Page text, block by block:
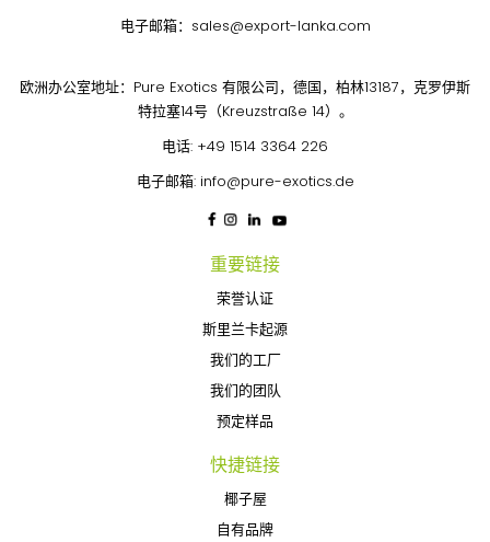
电子邮箱： sales@export-lanka.com
欧洲办公室地址：Pure Exotics 有限公司，德国，柏林13187，克罗伊斯
特拉塞14号（Kreuzstraße 14）。
电话: +49 1514 3364 226
电子邮箱: info@pure-exotics.de
重要链接
荣誉认证
斯里兰卡起源
我们的工厂
我们的团队
预定样品
快捷链接
椰子屋
自有品牌